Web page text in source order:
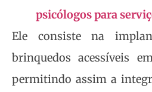
psicólogos para
Ele consiste na
brinquedos acessíveis
permitindo assim a